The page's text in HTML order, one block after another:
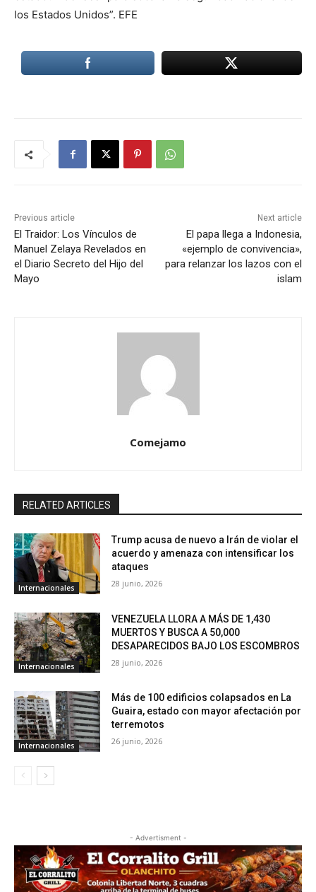
los Estados Unidos”. EFE
Previous article
El Traidor: Los Vínculos de
Manuel Zelaya Revelados en
el Diario Secreto del Hijo del
Mayo
Next article
El papa llega a Indonesia,
«ejemplo de convivencia»,
para relanzar los lazos con el
islam
Comejamo
RELATED ARTICLES
Internacionales
Trump acusa de nuevo a Irán de violar el
acuerdo y amenaza con intensificar los
ataques
28 junio, 2026
Internacionales
VENEZUELA LLORA A MÁS DE 1,430
MUERTOS Y BUSCA A 50,000
DESAPARECIDOS BAJO LOS ESCOMBROS
28 junio, 2026
Internacionales
Más de 100 edificios colapsados en La
Guaira, estado con mayor afectación por
terremotos
26 junio, 2026
- Advertisment -